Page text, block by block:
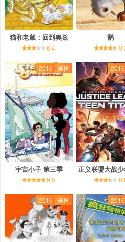
猫和老鼠：回到奥兹
6.4
鹬
2016 美国
宇宙小子 第三季
9.5
2016
正义联盟大战
2016 美国 2016